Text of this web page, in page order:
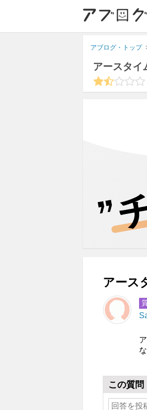
アブログ・トップ
アースタイ
アース
この質